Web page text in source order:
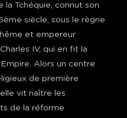
la Tchéquie, connut son
siècle, sous le règne
et empereur
IV, qui en fit la
Alors un centre
de première
vit naître les
de la réforme